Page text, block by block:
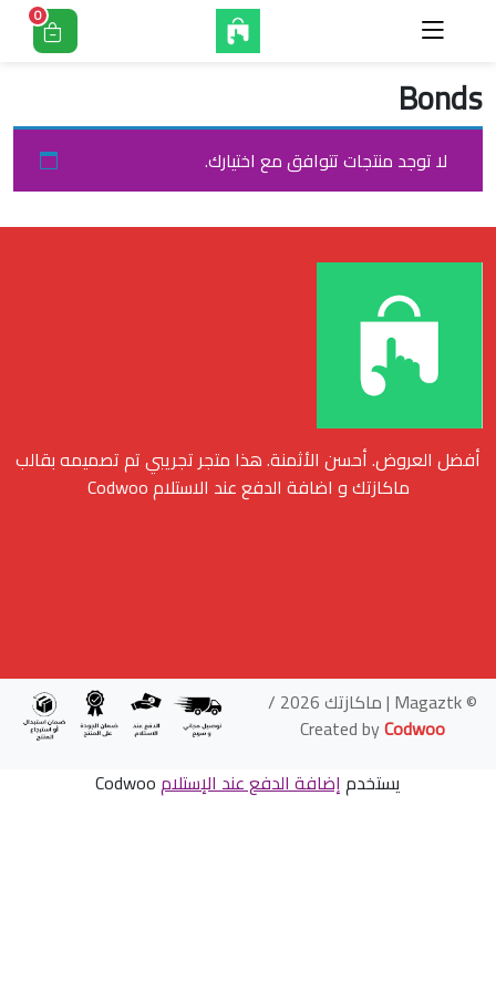
0
Bonds
لا توجد منتجات تتوافق مع اختيارك.
أفضل العروض. أحسن الأثمنة. هذا متجر تجريبي تم تصميمه بقالب
ماكازتك و اضافة الدفع عند الاستلام Codwoo
© Magaztk | ماكازتك 2026 /
Created byCodwoo
يستخدمإضافة الدفع عند الإستلام